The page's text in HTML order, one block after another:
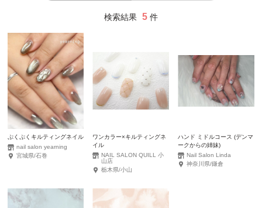
検索結果 5 件
ぷくぷくキルティングネイル
nail salon yearning
宮城県/石巻
ワンカラー×キルティングネ
イル
NAIL SALON QUILL 小
山店
栃木県/小山
ハンド ミドルコース (デンマ
ークからの姉妹)
Nail Salon Linda
神奈川県/鎌倉